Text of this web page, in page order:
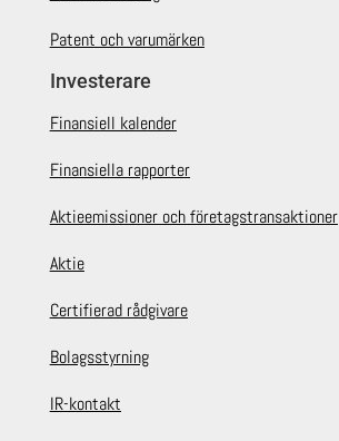
Patent och varumärken
Investerare
Finansiell kalender
Finansiella rapporter
Aktieemissioner och företagstransaktioner
Aktie
Certifierad rådgivare
Bolagsstyrning
IR-kontakt